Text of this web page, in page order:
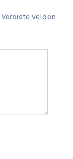
Vereiste velden